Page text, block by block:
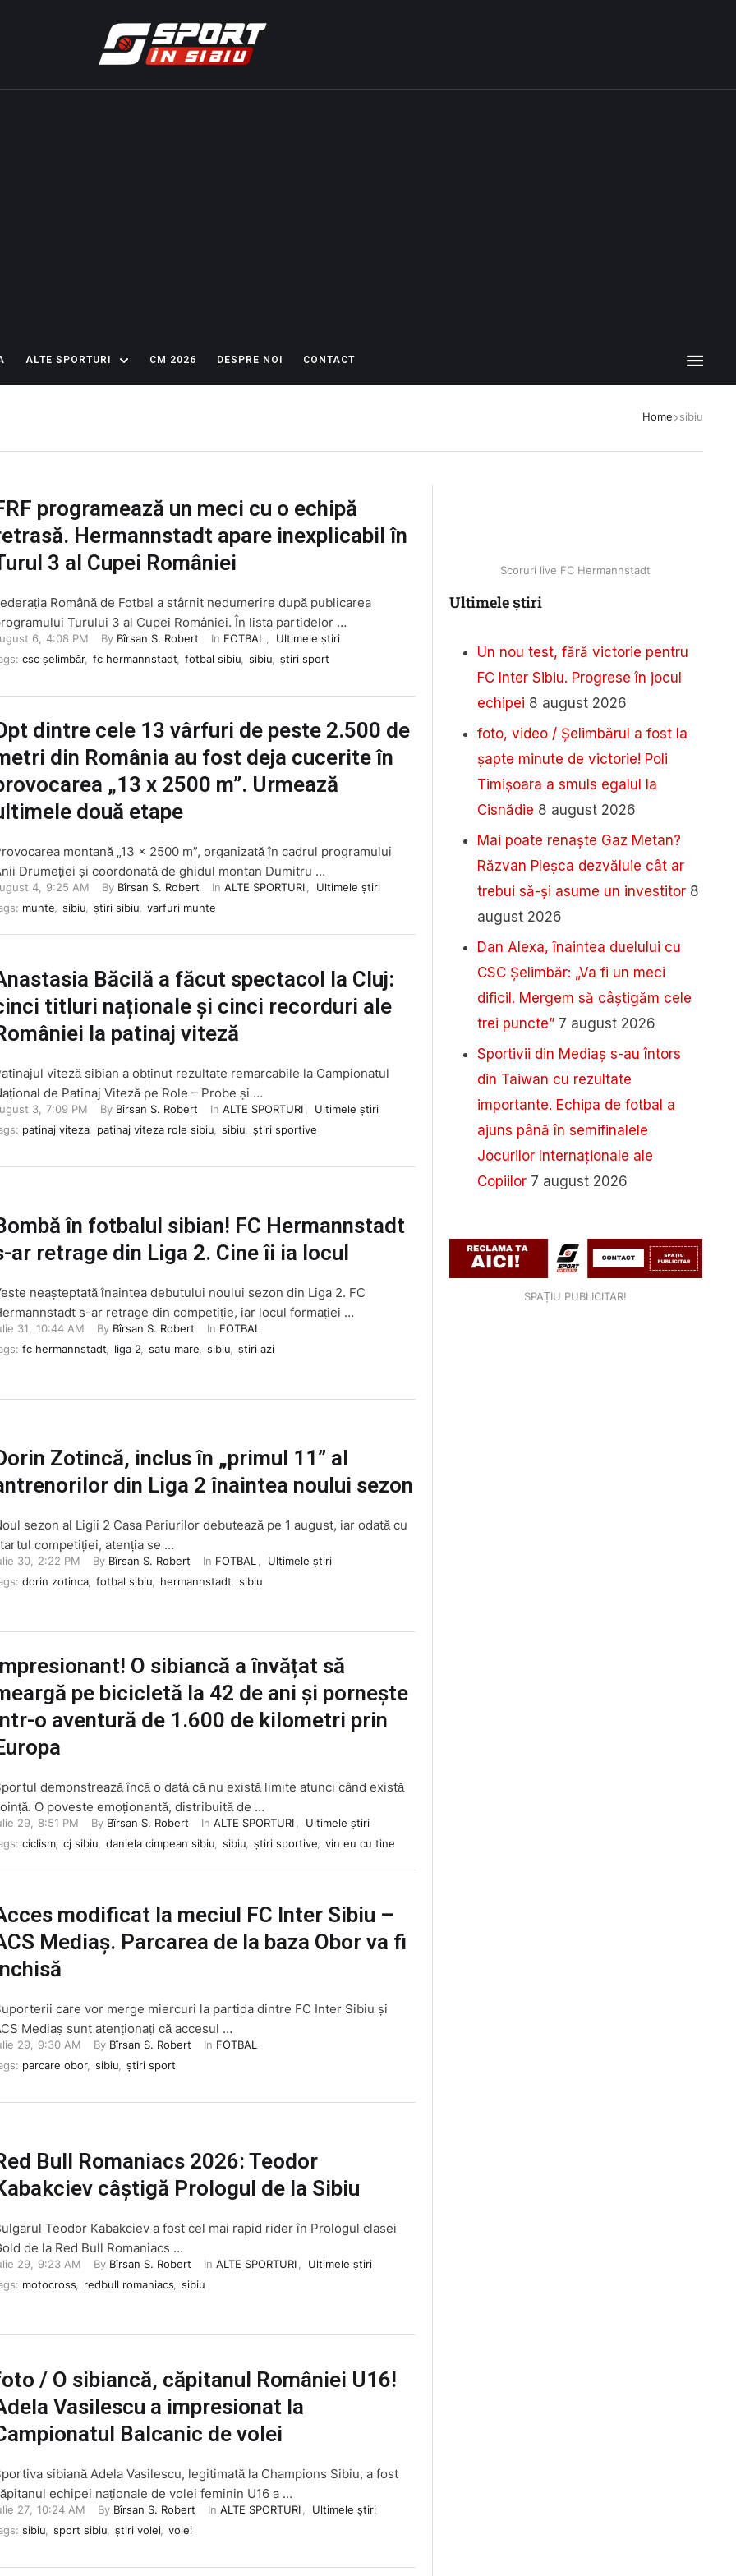
ALTE SPORTURI CM 2026 DESPRE NOI CONTACT
Home sibiu
programează un meci cu o echipă
Hermannstadt apare inexplicabil în
3 al Cupei României
Română de Fotbal a stârnit nedumerire după publicarea
Turului 3 al Cupei României. În lista partidelor …
6, 4:08 PM By Bîrsan S. Robert In FOTBAL
Ultimele știri
csc șelimbăr, fc hermannstadt fotbal sibiu sibiu știri sport
dintre cele 13 vârfuri de peste 2.500 de
din România au fost deja cucerite în
„13 x 2500 m”. Urmează
două etape
montană „13 x 2500 m”, organizată în cadrul programului
Drumeției și coordonată de ghidul montan Dumitru …
4, 9:25 AM By Bîrsan S. Robert In ALTE SPORTURI
Ultimele știri
munte sibiu știri sibiu varfuri munte
Băcilă a făcut spectacol la Cluj:
titluri naționale și cinci recorduri ale
la patinaj viteză
viteză sibian a obținut rezultate remarcabile la Campionatul
de Patinaj Viteză pe Role – Probe și …
3, 7:09 PM By Bîrsan S. Robert In ALTE SPORTURI
Ultimele știri
patinaj viteza, patinaj viteza role sibiu sibiu știri sportive
în fotbalul sibian! FC Hermannstadt
ar retrage din Liga 2. Cine îi ia locul
neașteptată înaintea debutului noului sezon din Liga 2. FC
s-ar retrage din competiție, iar locul formației …
31 10:44 AM By Bîrsan S. Robert In FOTBAL
fc hermannstadt liga 2 satu mare sibiu știri azi
Zotincă, inclus în „primul 11” al
din Liga 2 înaintea noului sezon
sezon al Ligii 2 Casa Pariurilor debutează pe 1 august, iar odată cu
competiției, atenția se …
30, 2:22 PM By Bîrsan S. Robert In FOTBAL
Ultimele știri
dorin zotinca, fotbal sibiu hermannstadt sibiu
O sibiancă a învățat să
pe bicicletă la 42 de ani și pornește
o aventură de 1.600 de kilometri prin
demonstrează încă o dată că nu există limite atunci când există
O poveste emoționantă, distribuită de …
29, 8:51 PM By Bîrsan S. Robert In ALTE SPORTURI
Ultimele știri
ciclism, cj sibiu daniela cimpean sibiu sibiu știri sportive vin eu cu tine
modificat la meciul FC Inter Sibiu –
Mediaș. Parcarea de la baza Obor va fi
care vor merge miercuri la partida dintre FC Inter Sibiu și
Mediaș sunt atenționați că accesul …
29, 9:30 AM By Bîrsan S. Robert In FOTBAL
parcare obor, sibiu știri sport
Bull Romaniacs 2026: Teodor
câștigă Prologul de la Sibiu
Teodor Kabakciev a fost cel mai rapid rider în Prologul clasei
de la Red Bull Romaniacs …
29, 9:23 AM By Bîrsan S. Robert In ALTE SPORTURI
Ultimele știri
motocross redbull romaniacs sibiu
/ O sibiancă, căpitanul României U16!
Vasilescu a impresionat la
Balcanic de volei
sibiană Adela Vasilescu, legitimată la Champions Sibiu, a fost
echipei naționale de volei feminin U16 a …
27, 10:24 AM By Bîrsan S. Robert In ALTE SPORTURI,
Ultimele știri
sibiu, sport sibiu, știri volei, volei
Scoruri live FC Hermannstadt
Ultimele știri
Un nou test, fără victorie pentru
FC Inter Sibiu. Progrese în jocul
echipei 8 august 2026
foto, video / Șelimbărul a fost la
șapte minute de victorie! Poli
Timișoara a smuls egalul la
Cisnădie 8 august 2026
Mai poate renaște Gaz Metan?
Răzvan Pleșca dezvăluie cât ar
trebui să-și asume un investitor 8
august 2026
Dan Alexa, înaintea duelului cu
CSC Șelimbăr: „Va fi un meci
dificil. Mergem să câștigăm cele
trei puncte” 7 august 2026
Sportivii din Mediaș s-au întors
din Taiwan cu rezultate
importante. Echipa de fotbal a
ajuns până în semifinalele
Jocurilor Internaționale ale
Copiilor 7 august 2026
SPAȚIU PUBLICITAR!